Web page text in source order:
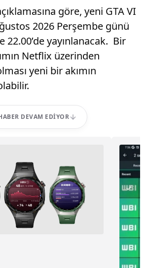
göre, yeni GTA VI
2026 Perşembe günü
22.00’de yayınlanacak. Bir
Netflix üzerinden
yeni bir akımın
DEVAM EDIYOR